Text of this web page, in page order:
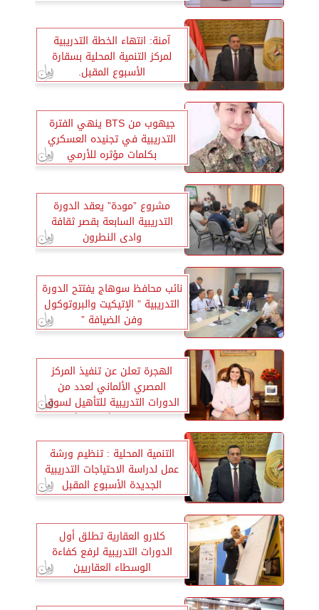
آمنة: انتهاء الخطة التدريبية
لمركز التنمية المحلية بسقارة
الأسبوع المقبل.
جيهوب من BTS ينهي الفترة
التدريبية في تجنيده العسكري
بكلمات مؤثره للأرمي
مشروع ”مودة” يعقد الدورة
التدريبية السابعة بقصر ثقافة
وادى النطرون
نائب محافظ سوهاج يفتتح الدورة
التدريبية ” الإتيكيت والبروتوكول
وفن الضيافة ”
الهجرة تعلن عن تنفيذ المركز
المصري الألماني لعدد من
الدورات التدريبية للتأهيل لسوق
العمل محليًا وخارجيًا
التنمية المحلية : تنظيم ورشة
عمل لدراسة الاحتياجات التدريبية
الجديدة الأسبوع المقبل
كلارو العقارية تطلق أول
الدورات التدريبية لرفع كفاءة
الوسطاء العقاريين